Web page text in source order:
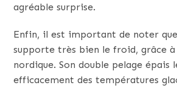
agréable surprise.
Enfin, il est important de noter
supporte très bien le froid, grâce
nordique. Son double pelage épais
efficacement des températures